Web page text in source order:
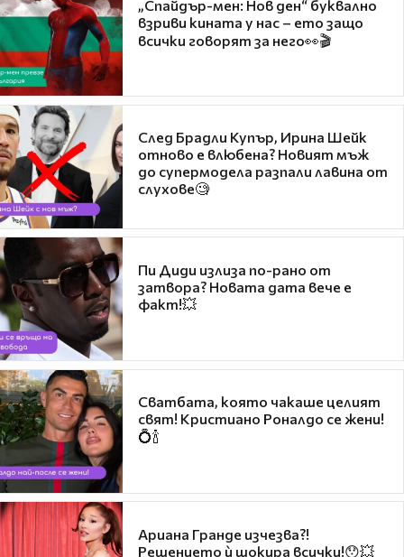
„Спайдър-мен: Нов ден“ буквално
взриви кината у нас – ето защо
всички говорят за него👀🎬
След Брадли Купър, Ирина Шейк
отново е влюбена? Новият мъж
до супермодела разпали лавина от
слухове🧐
Пи Диди излиза по-рано от
затвора? Новата дата вече е
факт!💥
Сватбата, която чакаше целият
свят! Кристиано Роналдо се жени!
💍🍾
Ариана Гранде изчезва?!
Решението ѝ шокира всички!😯💥